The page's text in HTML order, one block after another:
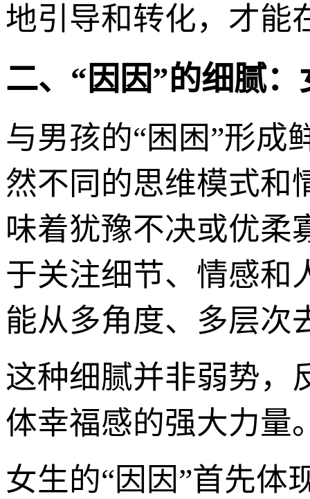
地引导和转化，才能
二、“因因”的细腻
与男孩的“困困”形成
然不同的思维模式和
味着犹豫不决或优柔
于关注细节、情感和
能从多角度、多层次
这种细腻并非弱势，
体幸福感的强大力量
女生的“因因”首先体